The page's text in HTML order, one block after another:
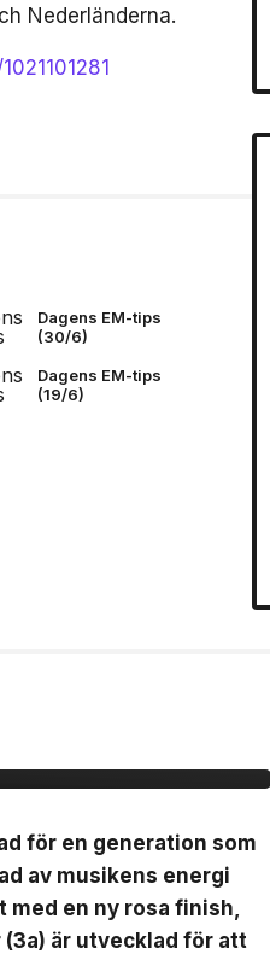
Nederländerna.
Dagens EM-tips
(30/6)
Dagens EM-tips
(19/6)
för en generation som
av musikens energi
med en ny rosa finish,
är utvecklad för att